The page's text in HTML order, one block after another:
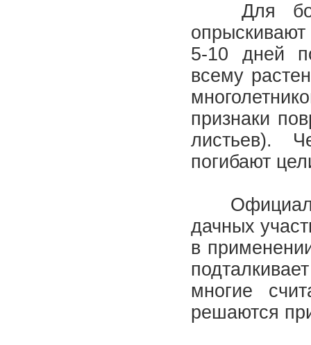
Для
5-10 дней
всему
признаки
листьев).
погибают
дачных
в
многие
решаются